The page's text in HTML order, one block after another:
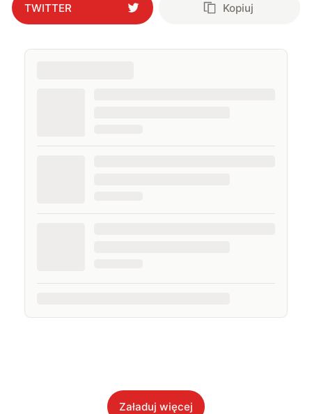
TWITTER Kopiuj
Załaduj więcej